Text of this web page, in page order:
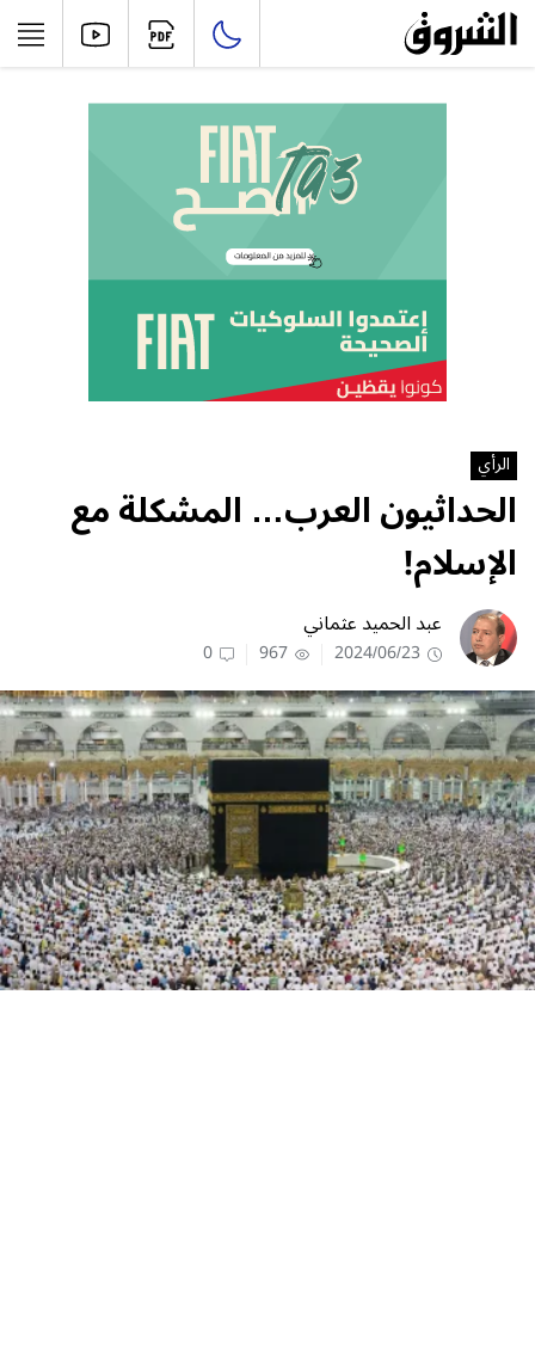
الرأي
الحداثيون العرب… المشكلة مع
الإسلام!
عبد الحميد عثماني
2024/06/23
967
0